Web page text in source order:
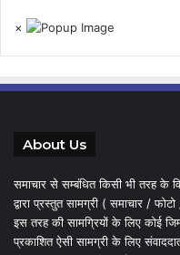
×
About Us
समाचार से सम्बंधित किसी भी तरह के
द्वारा प्रस्तुत सामग्री ( समाचार /
इस तरह की सामग्रियों के लिए कोई
प्रकाशित ऐसी सामग्री के लिए